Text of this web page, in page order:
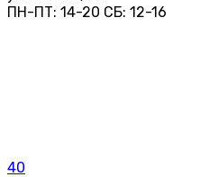
ПН-ПТ: 14-20 СБ: 12-16
40